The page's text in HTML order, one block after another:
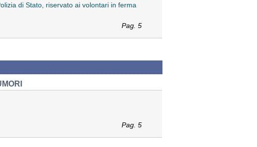
di Stato, riservato ai volontari in ferma
Pag. 5
Pag. 5